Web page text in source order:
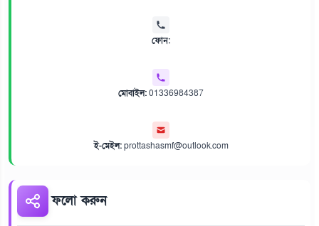
ফোন:
মোবাইল:01336984387
ই-মেইল:prottashasmf@outlook.com
ফলো করুন